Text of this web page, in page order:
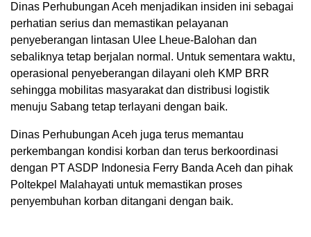
Dinas Perhubungan Aceh menjadikan insiden ini sebagai
perhatian serius dan memastikan pelayanan
penyeberangan lintasan Ulee Lheue-Balohan dan
sebaliknya tetap berjalan normal. Untuk sementara waktu,
operasional penyeberangan dilayani oleh KMP BRR
sehingga mobilitas masyarakat dan distribusi logistik
menuju Sabang tetap terlayani dengan baik.
Dinas Perhubungan Aceh juga terus memantau
perkembangan kondisi korban dan terus berkoordinasi
dengan PT ASDP Indonesia Ferry Banda Aceh dan pihak
Poltekpel Malahayati untuk memastikan proses
penyembuhan korban ditangani dengan baik.